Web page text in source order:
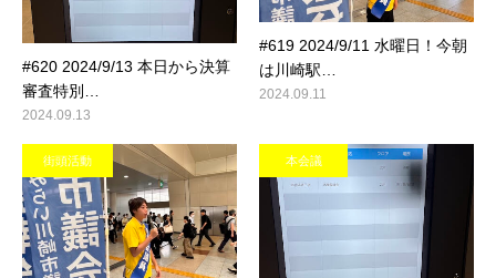
#620 2024/9/13 本日から決算
審査特別…
2024.09.13
#619 2024/9/11 水曜日！今朝
は川崎駅…
2024.09.11
街頭活動 本会議